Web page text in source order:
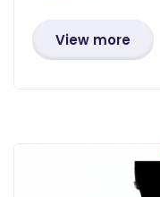
View more